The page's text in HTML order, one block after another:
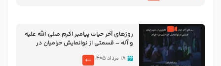
روزهای آخر حیات پیامبر اکرم صلی الله علیه
و آله – قسمتی از نوانمایش حرامیان در
۱۸ مرداد ۱۴۰۵